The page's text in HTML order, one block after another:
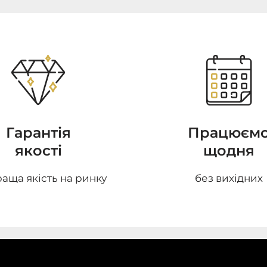
Гарантія
якості
якість на ринку
щодня
без вихідних